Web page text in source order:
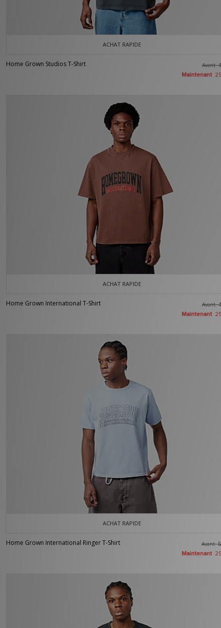
ACHAT RAPIDE
Home Grown Studios T-Shirt Avant
Maintenant
ACHAT RAPIDE
Home Grown International T-Shirt Avant
Maintenant
ACHAT RAPIDE
Home Grown International Ringer T-Shirt Avant
Maintenant